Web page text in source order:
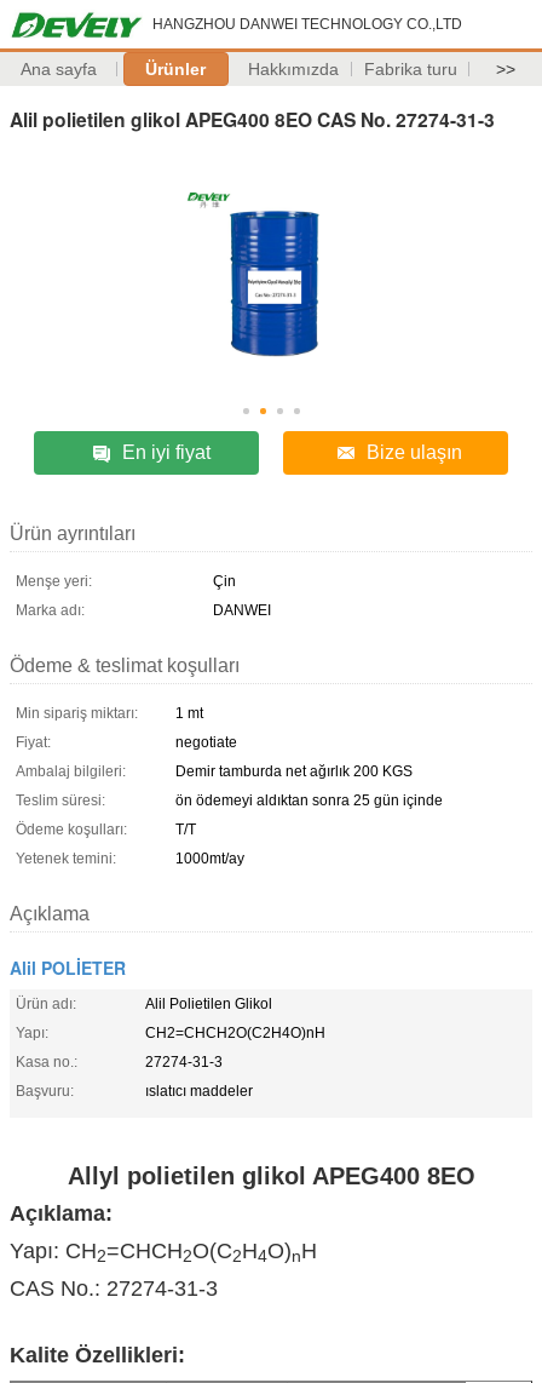
HANGZHOU DANWEI TECHNOLOGY CO.,LTD
Ana sayfa Ürünler Hakkımızda Fabrika turu >>
Alil polietilen glikol APEG400 8EO CAS No. 27274-31-3
En iyi fiyat Bize ulaşın
Ürün ayrıntıları
Menşe yeri:
Çin
Marka adı:
DANWEI
Ödeme & teslimat koşulları
Min sipariş miktarı:
1 mt
Fiyat:
negotiate
Ambalaj bilgileri:
Demir tamburda net ağırlık 200 KGS
Teslim süresi:
ön ödemeyi aldıktan sonra 25 gün içinde
Ödeme koşulları:
T/T
Yetenek temini:
1000mt/ay
Açıklama
Alil POLİETER
Ürün adı:
Alil Polietilen Glikol
Yapı:
CH2=CHCH2O(C2H4O)nH
Kasa no.:
27274-31-3
Başvuru:
ıslatıcı maddeler
Allyl polietilen glikol APEG400 8EO
Açıklama:
Yapı: CH2=CHCH2O(C2H4O)nH
CAS No.: 27274-31-3
Kalite Özellikleri: